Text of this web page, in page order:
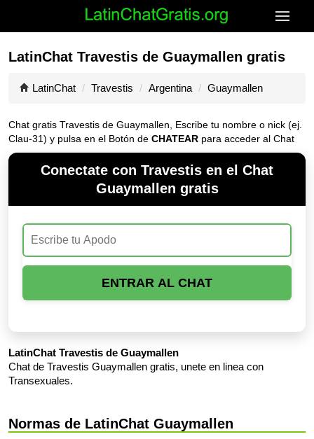
LatinChat Travestis de Guaymallen gratis
LatinChat Travestis Argentina Guaymallen
Chat gratis Travestis de Guaymallen, Escribe tu nombre o nick (ej.
Clau-31) y pulsa en el Botón de CHATEAR para acceder al Chat
Conectate con Travestis en el Chat
Guaymallen gratis
ENTRAR AL CHAT
LatinChat Travestis de Guaymallen
Chat de Travestis Guaymallen gratis, unete en linea con
Transexuales.
Normas de LatinChat Guaymallen